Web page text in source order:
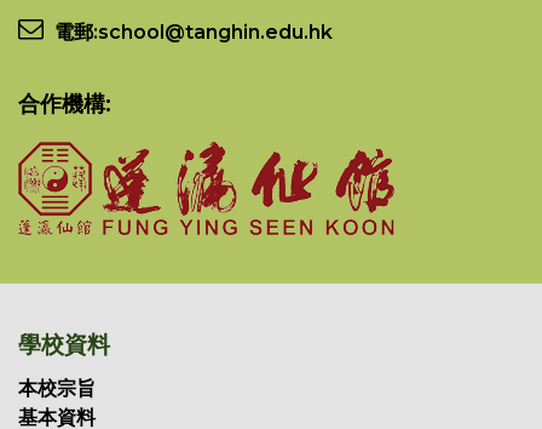
電郵:school@tanghin.edu.hk
合作機構:
學校資料
本校宗旨
基本資料